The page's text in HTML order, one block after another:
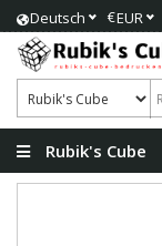
Deutsch €EUR
Rubik's Cube